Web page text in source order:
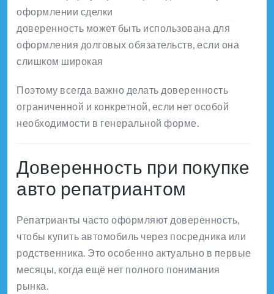
оформлении сделки
доверенность может быть использована для
оформления долговых обязательств, если она
слишком широкая
Поэтому всегда важно делать доверенность
ограниченной и конкретной, если нет особой
необходимости в генеральной форме.
Доверенность при покупке
авто репатриантом
Репатрианты часто оформляют доверенность,
чтобы купить автомобиль через посредника или
родственника. Это особенно актуально в первые
месяцы, когда ещё нет полного понимания
рынка.